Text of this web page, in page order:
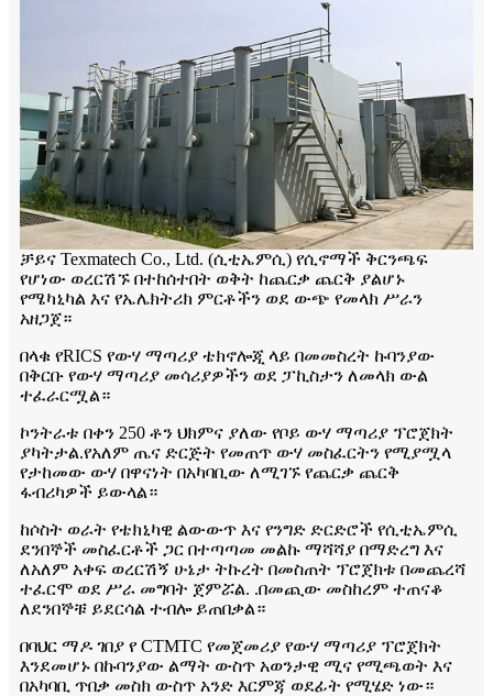
ቻይና Texmatech Co., Ltd. (ሲቲኤምሲ) የሲኖማች ቅርንጫፍ
የሆነው ወረርሽኙ በተከሰተበት ወቅት ከጨርቃ ጨርቅ ያልሆኑ
የሜካኒካል እና የኤሌክትሪክ ምርቶችን ወደ ውጭ የመላክ ሥራን
አዘጋጀ።
በላቁ የRICS የውሃ ማጣሪያ ቴክኖሎጂ ላይ በመመስረት ኩባንያው
በቅርቡ የውሃ ማጣሪያ መሳሪያዎችን ወደ ፓኪስታን ለመላክ ውል
ተፈራርሟል።
ኮንትራቱ በቀን 250 ቶን ህክምና ያለው የቦይ ውሃ ማጣሪያ ፕሮጀክት
ያካትታል.የአለም ጤና ድርጅት የመጠጥ ውሃ መስፈርትን የሚያሟላ
የታከመው ውሃ በዋናነት በአካባቢው ለሚገኙ የጨርቃ ጨርቅ
ፋብሪካዎች ይውላል።
ከሶስት ወራት የቴክኒካዊ ልውውጥ እና የንግድ ድርድሮች የሲቲኤምሲ
ደንበኞች መስፈርቶች ጋር በተጣጣመ መልኩ ማሻሻያ በማድረግ እና
ለአለም አቀፍ ወረርሽኝ ሁኔታ ትኩረት በመስጠት ፕሮጀክቱ በመጨረሻ
ተፈርሞ ወደ ሥራ መግባት ጀምሯል. .በመጪው መስከረም ተጠናቆ
ለደንበኞቹ ይደርሳል ተብሎ ይጠበቃል።
በባህር ማዶ ገበያ የ CTMTC የመጀመሪያ የውሃ ማጣሪያ ፕሮጀክት
እንደመሆኑ በኩባንያው ልማት ውስጥ አወንታዊ ሚና የሚጫወት እና
በአካባቢ ጥበቃ መስክ ውስጥ አንድ እርምጃ ወደፊት የሚሄድ ነው።